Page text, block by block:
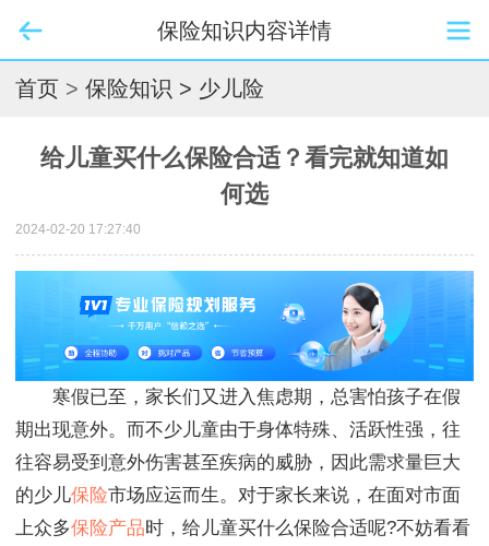
保险知识内容详情
首页 > 保险知识 > 少儿险
给儿童买什么保险合适？看完就知道如
何选
2024-02-20 17:27:40
寒假已至，家长们又进入焦虑期，总害怕孩子在假
期出现意外。而不少儿童由于身体特殊、活跃性强，往
往容易受到意外伤害甚至疾病的威胁，因此需求量巨大
的少儿保险市场应运而生。对于家长来说，在面对市面
上众多保险产品时，给儿童买什么保险合适呢?不妨看看